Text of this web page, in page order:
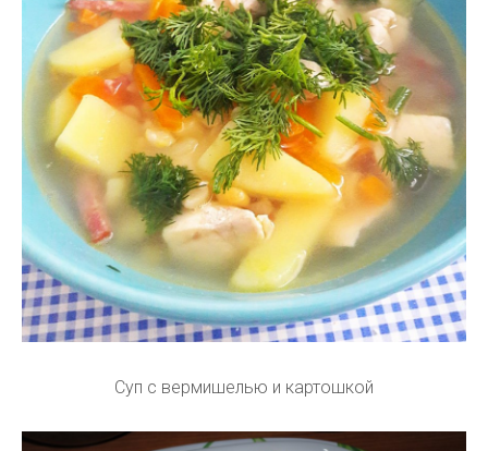
Суп с вермишелью и картошкой